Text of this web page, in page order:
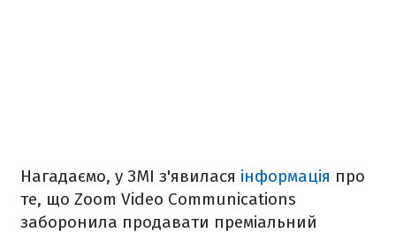
Нагадаємо, у ЗМІ з'явилася інформація про
те, що Zoom Video Communications
заборонила продавати преміальний